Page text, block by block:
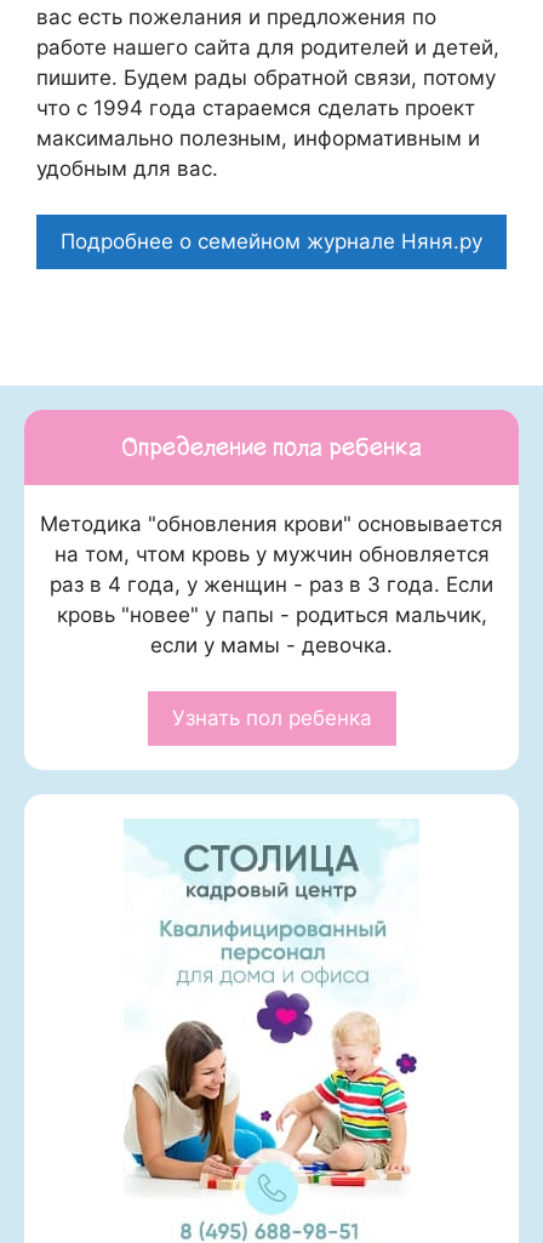
вас есть пожелания и предложения по
работе нашего сайта для родителей и детей,
пишите. Будем рады обратной связи, потому
что c 1994 года стараемся сделать проект
максимально полезным, информативным и
удобным для вас.
Подробнее о семейном журнале Няня.ру
Определение пола ребенка
Методика "обновления крови" основывается
на том, чтом кровь у мужчин обновляется
раз в 4 года, у женщин - раз в 3 года. Если
кровь "новее" у папы - родиться мальчик,
если у мамы - девочка.
Узнать пол ребенка